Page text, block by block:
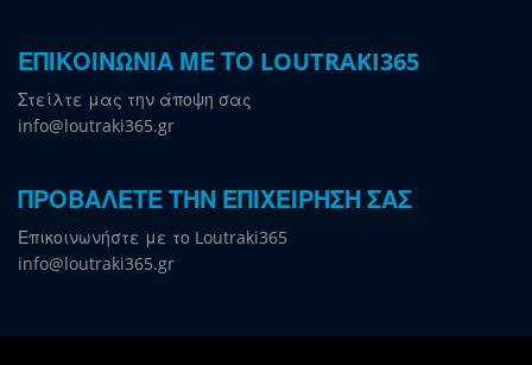
ΕΠΙΚΟΙΝΩΝΙΑ ΜΕ ΤΟ LOUTRAKI365
Στείλτε μας την άποψη σας
info@loutraki365.gr
ΠΡΟΒΑΛΕΤΕ ΤΗΝ ΕΠΙΧΕΙΡΗΣΗ ΣΑΣ
Επικοινωνήστε με το Loutraki365
info@loutraki365.gr